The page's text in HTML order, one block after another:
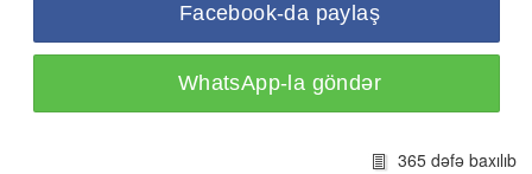
Facebook-da paylaş
WhatsApp-la göndər
365 dəfə baxılıb